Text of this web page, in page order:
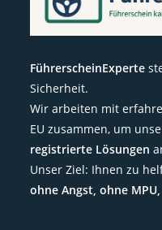
FührerscheinExperte
Sicherheit.
Wir arbeiten mit
EU zusammen, um
registrierte Lösungen
Unser Ziel: Ihnen zu
ohne Angst, ohne